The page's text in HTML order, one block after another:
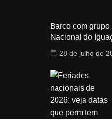
Barco com
Nacional do
28 de julho de